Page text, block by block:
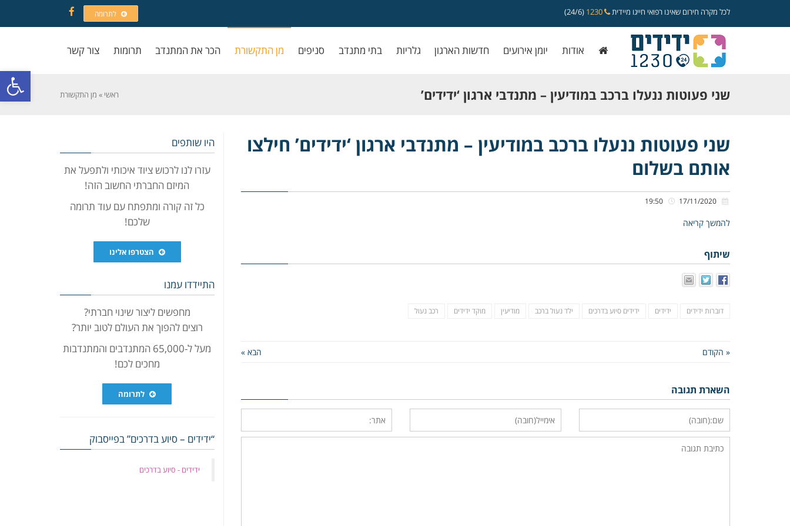
פתח
לכל מקרה חירום שאינו רפואי חייגו מיידית (24/6) לתרומה
Facebook
אודות יומן אירועים חדשות הארגון גלריות בתי מתנדב סניפים מן התקשורת הכר את המתנדב תרומות צור קשר
שני פעוטות ננעלו ברכב במודיעין – מתנדבי ארגון ‘ידידים’
חילצו אותם בשלום
ראשי » מן התקשורת
שני פעוטות ננעלו ברכב במודיעין – מתנדבי ארגון ‘ידידים’ חילצו
אותם בשלום
להמשך קריאה
שיתוף
דוברות ידידים ידידים ידידים סיוע בדרכים ילד נעול ברכב מודיעין מוקד ידידים רכב נעול
« הקודם הבא »
השארת תגובה
היו שותפים
עזרו לנו לרכוש ציוד איכותי ולתפעל את
המיזם החברתי החשוב הזה!
כל זה קורה ומתפתח עם עוד תרומה
שלכם!
הצטרפו אלינו
התיידדו עמנו
מחפשים ליצור שינוי חברתי?
רוצים להפוך את העולם לטוב יותר?
מעל ל-65,000 המתנדבים והמתנדבות
מחכים לכם!
לתרומה
“ידידים – סיוע בדרכים” בפייסבוק
‏ידידים - סיוע בדרכים